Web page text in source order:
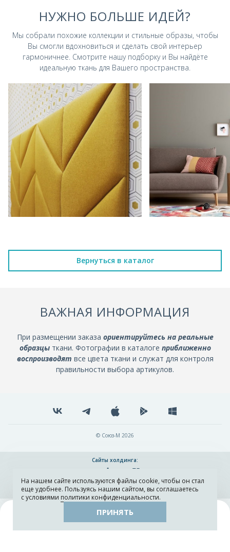
Каталог Остатки тканей
НУЖНО БОЛЬШЕ ИДЕЙ?
Мы собрали похожие коллекции и стильные образы, чтобы
Вы смогли вдохновиться и сделать свой интерьер
гармоничнее. Смотрите нашу подборку и Вы найдёте
идеальную ткань для Вашего пространства.
Вернуться в каталог
ВАЖНАЯ ИНФОРМАЦИЯ
При размещении заказа ориентируйтесь на реальные
образцыткани. Фотографии в каталоге приближенно
воспроизводят все цвета ткани и служат для контроля
правильности выбора артикулов.
© Союз-М 2026
Сайты холдинга:
Разработка и поддержка сайта ADN
На нашем сайте используются файлы cookie, чтобы он стал
еще удобнее. Пользуясь нашим сайтом, вы соглашаетесь
с условиями политики конфиденциальности.
ПРИНЯТЬ